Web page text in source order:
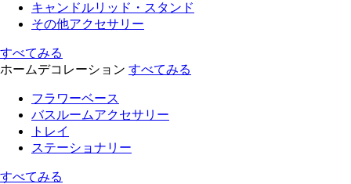
キャンドルリッド・スタンド
その他アクセサリー
すべてみる
ホームデコレーション すべてみる
フラワーベース
バスルームアクセサリー
トレイ
ステーショナリー
すべてみる